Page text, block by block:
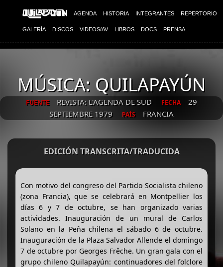
AGENDA HISTORIA INTEGRANTES REPERTORIO
GALERÍA DISCOS VIDEOS/AV LIBROS DOCS PRENSA
MÚSICA: QUILAPAYÚN
FUENTE REVISTA: L'AGENDA DE SUD FECHA
29
SEPTIEMBRE 1979
PAÍS FRANCIA
EDICIÓN TRANSCRITA/TRADUCIDA
Con motivo del congreso del Partido Socialista chileno
(zona Francia), que se celebrará en Montpellier los
días 6 y 7 de octubre, se han organizado varias
actividades. Inauguración de un mural de Carlos
Solano en la Peña chilena el sábado 6 de octubre.
Inauguración de la Plaza Salvador Allende el domingo
7 de octubre por Georges Frêche. Un gran gala con el
grupo chileno Quilapayún: continuadores del folclore